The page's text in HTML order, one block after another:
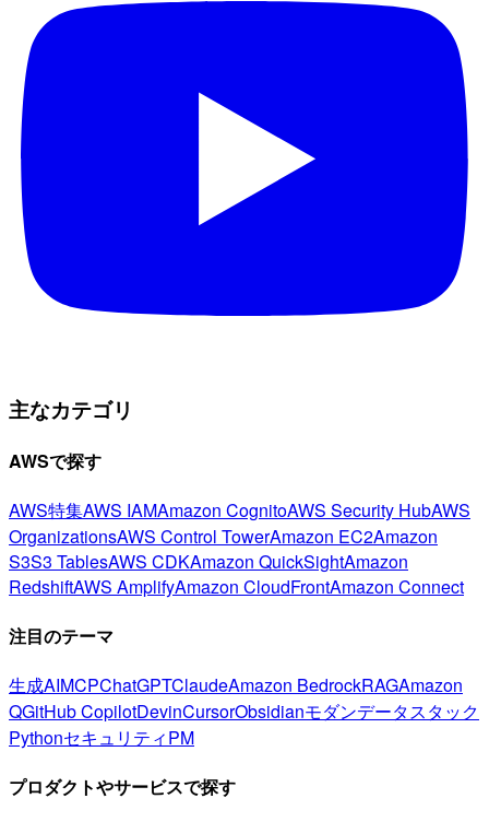
主なカテゴリ
AWSで探す
AWS特集AWS IAMAmazon CognitoAWS Security HubAWS
OrganizationsAWS Control TowerAmazon EC2Amazon
S3S3 TablesAWS CDKAmazon QuickSightAmazon
RedshiftAWS AmplifyAmazon CloudFrontAmazon Connect
注目のテーマ
生成AIMCPChatGPTClaudeAmazon BedrockRAGAmazon
QGitHub CopilotDevinCursorObsidianモダンデータスタック
PythonセキュリティPM
プロダクトやサービスで探す